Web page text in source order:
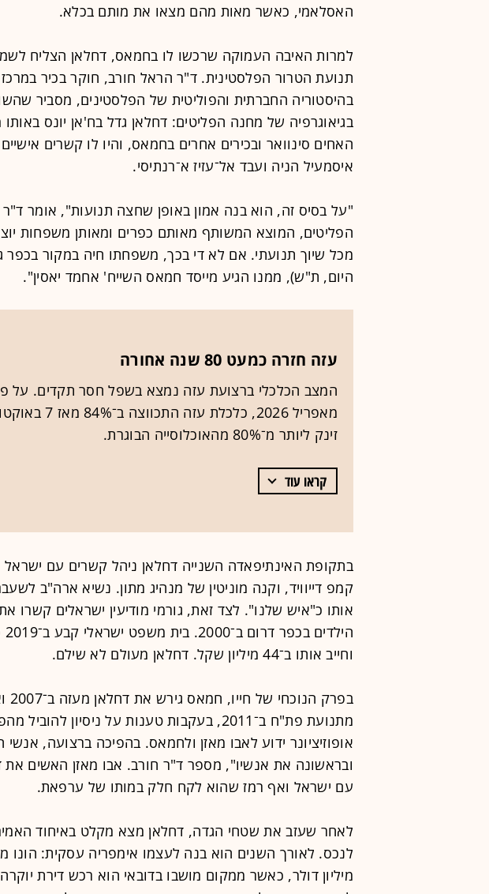
האסלאמי, כאשר מאות מהם מצאו את מותם בכלא.
למרות האיבה העמוקה שרכשו לו בחמאס, דחלאן הצליח
תנועת הטרור הפלסטינית. ד"ר הראל חורב, חוקר בכיר
בהיסטוריה החברתית והפוליטית של הפלסטינים, מסביר
בגיאוגרפיה של מחנה הפליטים: דחלאן גדל בח'אן יונס
האחים סינוואר ובכירים אחרים בחמאס, והיו לו קשרים
איסמעיל הניה ועבד אל־עזיז א־רנתיסי.
"על בסיס זה, הוא בנה אמון באופן שחצה תנועות", אומר
הפליטים, המוצא המשותף מאותם כפרים ומאותן משפחות
מכל שיוך תנועתי. אם לא די בכך, משפחתו חיה במקור בכפר
היום, ת"ש), ממנו הגיע מייסד חמאס השייח' אחמד יאסין".
עזה חזרה כמעט 80 שנה אחורה
המצב הכלכלי ברצועת עזה נמצא בשפל חסר תקדים. על
מאפריל 2026,
זינק ליותר מ־80% מהאוכלוסייה הבוגרת.
קראו עוד
בתקופת האינתיפאדה השנייה דחלאן ניהל קשרים עם ישראל
קמפ דייוויד, וקנה מוניטין של מנהיג מתון. נשיא ארה"ב
אותו כ"איש שלנו". לצד זאת, גורמי מודיעין ישראלים קשרו
וחייב אותו ב־44 מיליון שקל. דחלאן מעולם לא שילם.
מתנועת פת"ח ב־2011, בעקבות טענות על ניסיון
אופוזיציונר ידוע לאבו מאזן ולחמאס. בהפיכה ברצועה,
ובראשונה את אנשיו", מספר ד"ר חורב. אבו מאזן האשים את
עם ישראל ואף רמז שהוא לקח חלק במותו של ערפאת.
לאחר שעזב את שטחי הגדה, דחלאן מצא מקלט באיחוד